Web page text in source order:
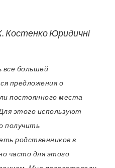
Костенко Юридичні
все большей
предложения о
постоянного места
этого используют
получить
родственников в
часто для этого